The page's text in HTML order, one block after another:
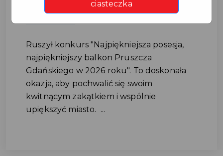
Ruszył konkurs "Najpiękniejsza posesja,
najpiękniejszy balkon Pruszcza
Gdańskiego w 2026 roku". To doskonała
okazja, aby pochwalić się swoim
kwitnącym zakątkiem i wspólnie
upiększyć miasto. ...
ciasteczka